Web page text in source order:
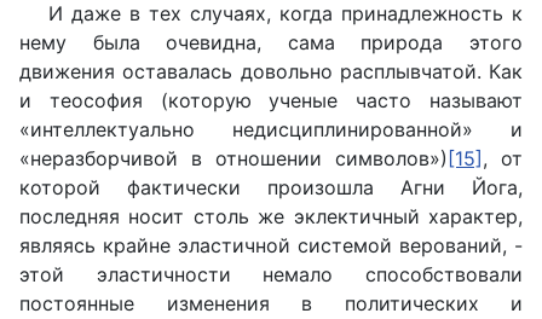
И даже в тех случаях, когда принадлежность к
нему была очевидна, сама природа этого
движения оставалась довольно расплывчатой. Как
и теософия (которую ученые часто называют
«интеллектуально недисциплинированной» и
«неразборчивой в отношении символов») [15] , от
которой фактически произошла Агни Йога,
последняя носит столь же эклектичный характер,
являясь крайне эластичной системой верований, -
этой эластичности немало способствовали
постоянные изменения в политических и